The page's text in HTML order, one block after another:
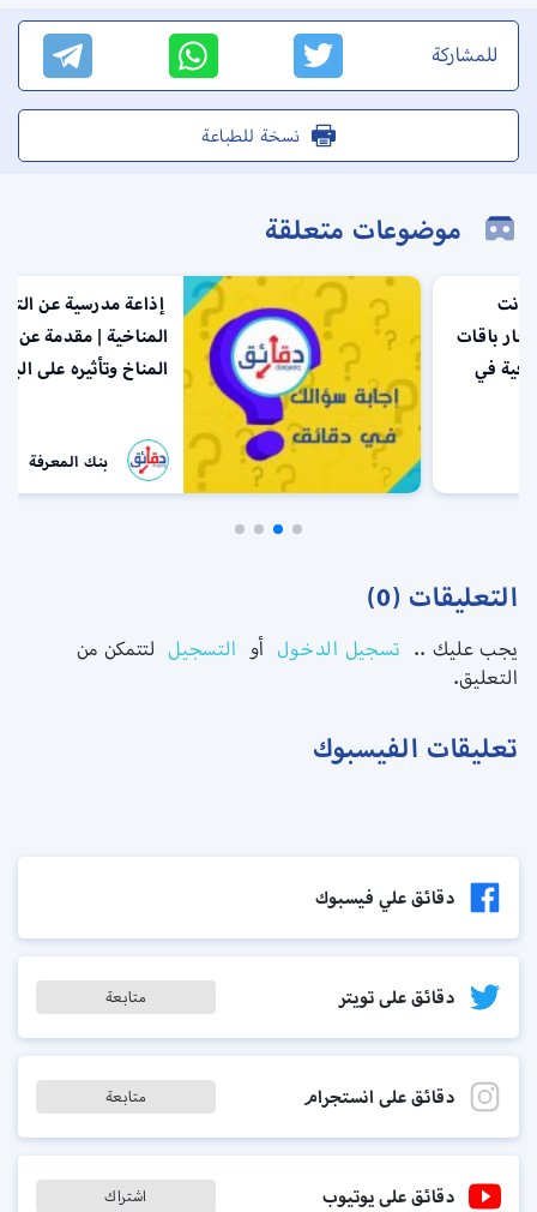
للمشاركة
نسخة للطباعة
موضوعات متعلقة
إذاعة مدرسية عن التغيرات
المناخية | مقدمة عن تغير
المناخ وتأثيره على البيئة
بنك المعرفة
التعليقات (0)
يجب عليك .. تسجيل الدخول أو التسجيل لتتمكن من
التعليق.
تعليقات الفيسبوك
دقائق علي فيسبوك
دقائق على تويتر متابعة
دقائق على انستجرام متابعة
دقائق على يوتيوب اشتراك